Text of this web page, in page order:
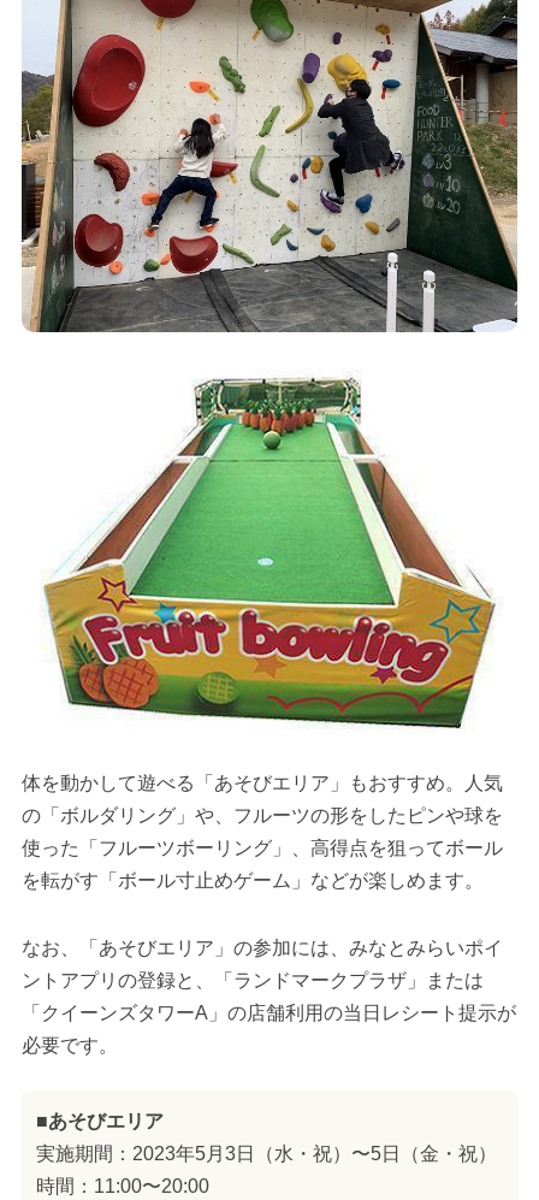
体を動かして遊べる「あそびエリア」もおすすめ。人気
の「ボルダリング」や、フルーツの形をしたピンや球を
使った「フルーツボーリング」、高得点を狙ってボール
を転がす「ボール寸止めゲーム」などが楽しめます。
なお、「あそびエリア」の参加には、みなとみらいポイ
ントアプリの登録と、「ランドマークプラザ」または
「クイーンズタワーA」の店舗利用の当日レシート提示が
必要です。
■あそびエリア
実施期間：2023年5月3日（水・祝）〜5日（金・祝）
時間：11:00〜20:00